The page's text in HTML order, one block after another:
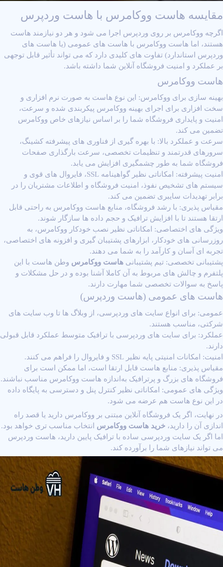
مقایسه هاست ووکامرس با هاست وردپرس
اگرچه ووکامرس بر روی وردپرس اجرا می ‌شود و هر دو نیازمند هاست
هستند، اما هاست ووکامرس با هاست ‌های عمومی (یا هاست‌ های
وردپرس استاندارد) تفاوت ‌های کلیدی دارد که می ‌تواند تأثیر قابل ‌توجهی
بر عملکرد و امنیت فروشگاه آنلاین شما داشته باشد.
هاست ووکامرس
بهینه ‌سازی برای ووکامرس: این نوع هاست به ‌صورت نرم ‌افزاری و
سخت ‌افزاری برای اجرای بهینه ووکامرس پیکربندی شده و سرعت،
امنیت و پایداری فروشگاه شما را بر اساس نیازهای خاص ووکامرس
تضمین می ‌کند.
سرعت و عملکرد بالا: با بهره ‌گیری از فناوری‌ های پیشرفته کشینگ،
سرورهای قدرتمند و تنظیمات تخصصی، سرعت بارگذاری صفحات
فروشگاه شما به ‌طور چشمگیری افزایش می ‌یابد.
امنیت پیشرفته: امکاناتی نظیر گواهینامه SSL، فایروال ‌های قوی و
سیستم‌ های تشخیص نفوذ، امنیت فروشگاه و اطلاعات مشتریان را در
برابر تهدیدات سایبری تضمین می ‌کند.
مقیاس‌ پذیری: با رشد فروشگاه، منابع هاست ووکامرس به ‌راحتی قابل
ارتقا هستند تا با افزایش ترافیک و حجم داده‌ ها سازگار شوند.
ویژگی ‌های اختصاصی: امکاناتی نظیر نصب خودکار ووکامرس، به‌
روزرسانی‌ های خودکار، ابزارهای پشتیبان‌ گیری و افزونه ‌های اختصاصی،
تجربه ‌ای آسان و کارآمد را به شما می‌ دهند.
پشتیبانی تخصصی: تیم پشتیبانی هاست ووکامرس وطن هاست با این
پلتفرم و چالش ‌های مربوط به آن کاملا آشنا بوده و در حل مشکلات و
پاسخ به سوالات تخصصی شما مهارت دارند.
هاست‌ های عمومی (هاست وردپرس)
عمومی: برای انواع سایت ‌های وردپرسی، از وبلاگ ‌ها تا وب‌ سایت ‌های
شرکتی، مناسب هستند.
عملکرد: برای سایت‌ های وردپرسی با ترافیک متوسط عملکرد قابل قبولی
دارند.
امنیت: امکانات امنیتی پایه نظیر SSL و فایروال را فراهم می ‌کنند.
مقیاس ‌پذیری: منابع هاست قابل ارتقا است، اما ممکن است برای
فروشگاه‌ های بزرگ و پر‌ترافیک به‌اندازه هاست ووکامرس مناسب نباشند.
ویژگی ‌های عمومی: امکاناتی نظیر کنترل پنل و دسترسی به پایگاه داده
در این نوع هاست هم عرضه می ‌شود.
در نهایت، اگر یک فروشگاه آنلاین مبتنی بر ووکامرس دارید یا قصد راه
‌اندازی آن را دارید، خرید هاست ووکامرس انتخاب مناسب ‌تری خواهد بود.
اما اگر یک سایت وردپرسی ساده با ترافیک پایین دارید، هاست وردپرس
می ‌تواند نیازهای شما را برآورده کند.